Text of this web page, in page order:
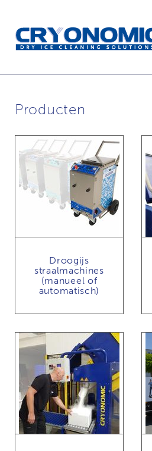
Producten
Droogijs
straalmachines
(manueel of
automatisch)